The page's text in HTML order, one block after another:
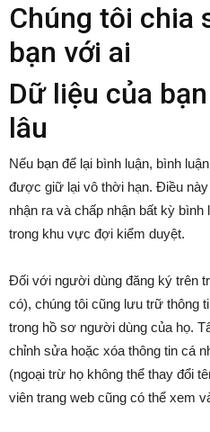
Chúng tôi chia
bạn với ai
Dữ liệu của
lâu
Nếu bạn để lại bình luận, bình
được giữ lại vô thời hạn. Điều
nhận ra và chấp nhận bất kỳ
trong khu vực đợi kiểm duyệt.
Đối với người dùng đăng ký trên
có), chúng tôi cũng lưu trữ thông
trong hồ sơ người dùng của họ.
chỉnh sửa hoặc xóa thông tin cá
(ngoại trừ họ không thể thay đổi
viên trang web cũng có thể xem